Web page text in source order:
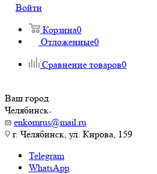
Войти
Корзина0
Отложенные0
Сравнение товаров0
Ваш город
Челябинск
enkomrus@mail.ru
г. Челябинск, ул. Кирова, 159
Telegram
WhatsApp